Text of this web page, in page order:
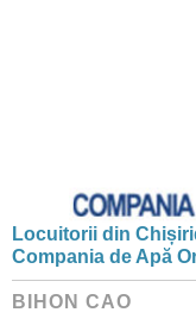
Locuitorii din
Compania de Apă
BIHON CAO